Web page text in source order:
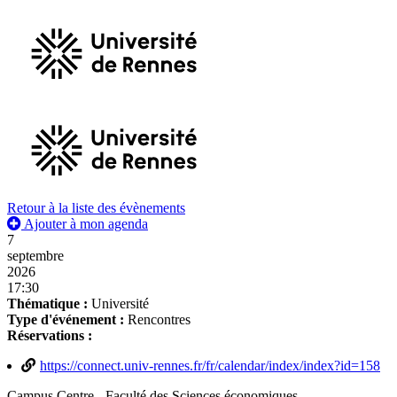
Retour à la liste des évènements
Ajouter à mon agenda
7
septembre
2026
17:30
Thématique : Université
Type d'événement : Rencontres
Réservations :
https://connect.univ-rennes.fr/fr/calendar/index/index?id=158